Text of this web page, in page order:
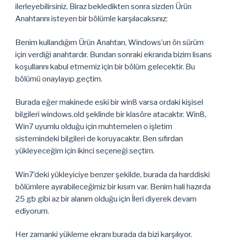
ilerleyebilirsiniz. Biraz bekledikten sonra sizden Ürün
Anahtarını isteyen bir bölümle karşılacaksınız:
Benim kullandığım Ürün Anahtarı, Windows’un ön sürüm
için verdiği anahtardır. Bundan sonraki ekranda bizim lisans
koşullarını kabul etmemiz için bir bölüm gelecektir. Bu
bölümü onaylayıp geçtim.
Burada eğer makinede eski bir win8 varsa ordaki kişisel
bilgileri windows.old şeklinde bir klasöre atacaktır. Win8,
Win7 uyumlu olduğu için muhtemelen o işletim
sistemindeki bilgileri de koruyacaktır. Ben sıfırdan
yükleyeceğim için ikinci seçeneği seçtim.
Win7’deki yükleyiciye benzer şekilde, burada da harddiski
bölümlere ayırabileceğimiz bir kısım var. Benim hali hazırda
25 gb gibi az bir alanım olduğu için İleri diyerek devam
ediyorum.
Her zamanki yükleme ekranı burada da bizi karşılıyor.